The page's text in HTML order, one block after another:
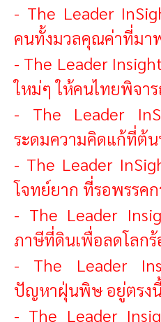
- The Leader
คนทั้งมวลคุณค่าที่มา
- The Leader
ใหม่ๆ ให้คนไทยพิจา
- The Leader
ระดมความคิดแก้ที่ต้น
- The Leader
โจทย์ยาก ที่รอพรรค
- The Leader
ภาษีที่ดินเพื่อลดโลก
- The Leader
ปัญหาฝุ่นพิษ อยู่ตรงนี้
- The Leader